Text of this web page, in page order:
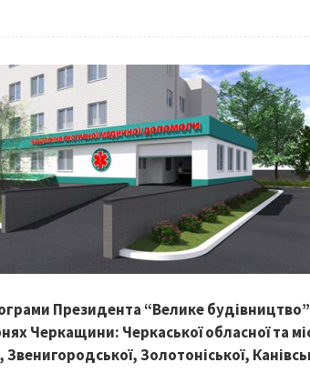
Президента “Велике
Черкащини: Черкаської обласної та
Звенигородської, Золотоніської,